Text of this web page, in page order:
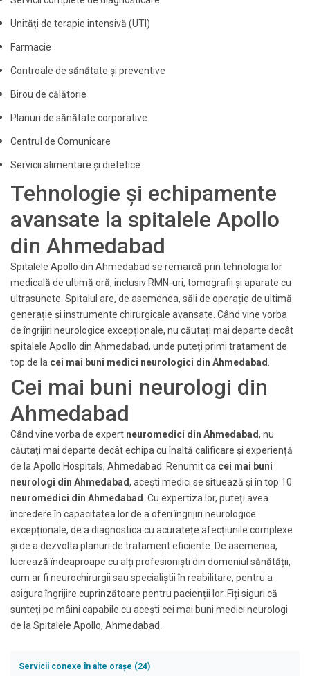
Unități de terapie intensivă (UTI)
Farmacie
Controale de sănătate și preventive
Birou de călătorie
Planuri de sănătate corporative
Centrul de Comunicare
Servicii alimentare și dietetice
Tehnologie și echipamente
avansate la spitalele Apollo
din Ahmedabad
Spitalele Apollo din Ahmedabad se remarcă prin tehnologia lor
medicală de ultimă oră, inclusiv RMN-uri, tomografii și aparate cu
ultrasunete. Spitalul are, de asemenea, săli de operație de ultimă
generație și instrumente chirurgicale avansate. Când vine vorba
de îngrijiri neurologice excepționale, nu căutați mai departe decât
spitalele Apollo din Ahmedabad, unde puteți primi tratament de
top de la cei mai buni medici neurologici din Ahmedabad
Cei mai buni neurologi din
Ahmedabad
Când vine vorba de expert neuromedici din Ahmedabad, nu
căutați mai departe decât echipa cu înaltă calificare și experiență
de la Apollo Hospitals, Ahmedabad. Renumit ca cei mai buni
neurologi din Ahmedabad, acești medici se situează și în top 10
neuromedici din Ahmedabad . Cu expertiza lor, puteți avea
încredere în capacitatea lor de a oferi îngrijiri neurologice
excepționale, de a diagnostica cu acuratețe afecțiunile complexe
și de a dezvolta planuri de tratament eficiente. De asemenea,
lucrează îndeaproape cu alți profesioniști din domeniul sănătății,
cum ar fi neurochirurgii sau specialiștii în reabilitare, pentru a
asigura îngrijire cuprinzătoare pentru pacienții lor. Fiți siguri că
sunteți pe mâini capabile cu acești cei mai buni medici neurologi
de la Spitalele Apollo, Ahmedabad.
Servicii conexe în alte orașe (24)